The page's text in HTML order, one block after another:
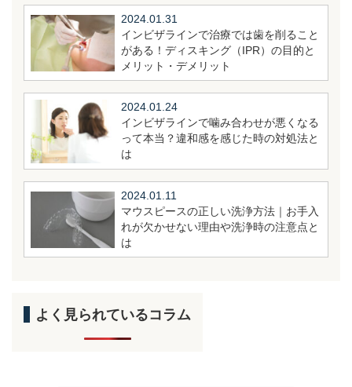
2024.01.31
インビザラインで治療では歯を削ること
がある！ディスキング（IPR）の目的と
メリット・デメリット
2024.01.24
インビザラインで噛み合わせが悪くなる
って本当？違和感を感じた時の対処法と
は
2024.01.11
マウスピースの正しい洗浄方法｜お手入
れが欠かせない理由や洗浄時の注意点と
は
よく見られているコラム